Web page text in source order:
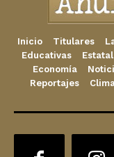
Inicio Titulares
Educativas
Estatal
Economía
Reportajes